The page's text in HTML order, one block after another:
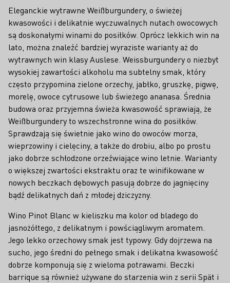
Eleganckie wytrawne Weißburgundery, o świeżej
kwasowości i delikatnie wyczuwalnych nutach owocowych
są doskonałymi winami do posiłków. Oprócz lekkich win na
lato, można znaleźć bardziej wyraziste warianty aż do
wytrawnych win klasy Auslese. Weissburgundery o niezbyt
wysokiej zawartości alkoholu ma subtelny smak, który
często przypomina zielone orzechy, jabłko, gruszkę, pigwę,
morelę, owoce cytrusowe lub świeżego ananasa. Średnia
budowa oraz przyjemna świeża kwasowość sprawiają, że
Weißburgundery to wszechstronne wina do posiłków.
Sprawdzają się świetnie jako wino do owoców morza,
wieprzowiny i cielęciny, a także do drobiu, albo po prostu
jako dobrze schłodzone orzeźwiające wino letnie. Warianty
o większej zwartości ekstraktu oraz te winifikowane w
nowych beczkach dębowych pasują dobrze do jagnięciny
bądź delikatnych dań z młodej dziczyzny.
Wino Pinot Blanc w kieliszku ma kolor od bladego do
jasnożółtego, z delikatnym i powściągliwym aromatem.
Jego lekko orzechowy smak jest typowy. Gdy dojrzewa na
sucho, jego średni do pełnego smak i delikatna kwasowość
dobrze komponują się z wieloma potrawami. Beczki
barrique są również używane do starzenia win z serii Spät i